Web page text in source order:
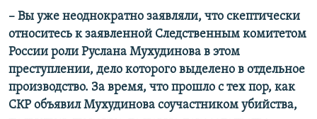
– ​Вы уже неоднократно заявляли, что скептически
относитесь к заявленной Следственным комитетом
России роли Руслана Мухудинова в этом
преступлении, дело которого выделено в отдельное
производство. За время, что прошло с тех пор, как
СКР объявил Мухудинова соучастником убийства,